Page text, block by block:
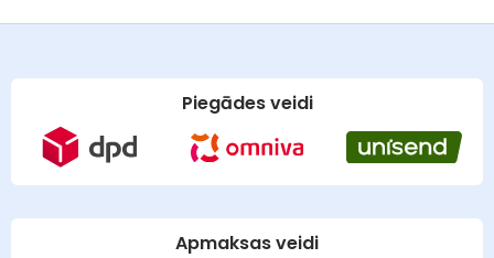
Piegādes veidi
Apmaksas veidi